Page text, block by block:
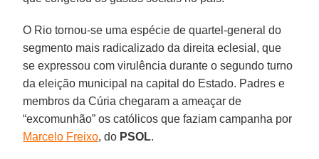
O Rio tornou-se uma espécie de quartel-general do
segmento mais radicalizado da direita eclesial, que
se expressou com virulência durante o segundo turno
da eleição municipal na capital do Estado. Padres e
membros da Cúria chegaram a ameaçar de
“excomunhão” os católicos que faziam campanha por
Marcelo Freixo, do PSOL.